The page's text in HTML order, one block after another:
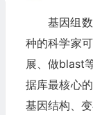
基因组
种的科学家
展、做blast
据库最核心
基因结构、